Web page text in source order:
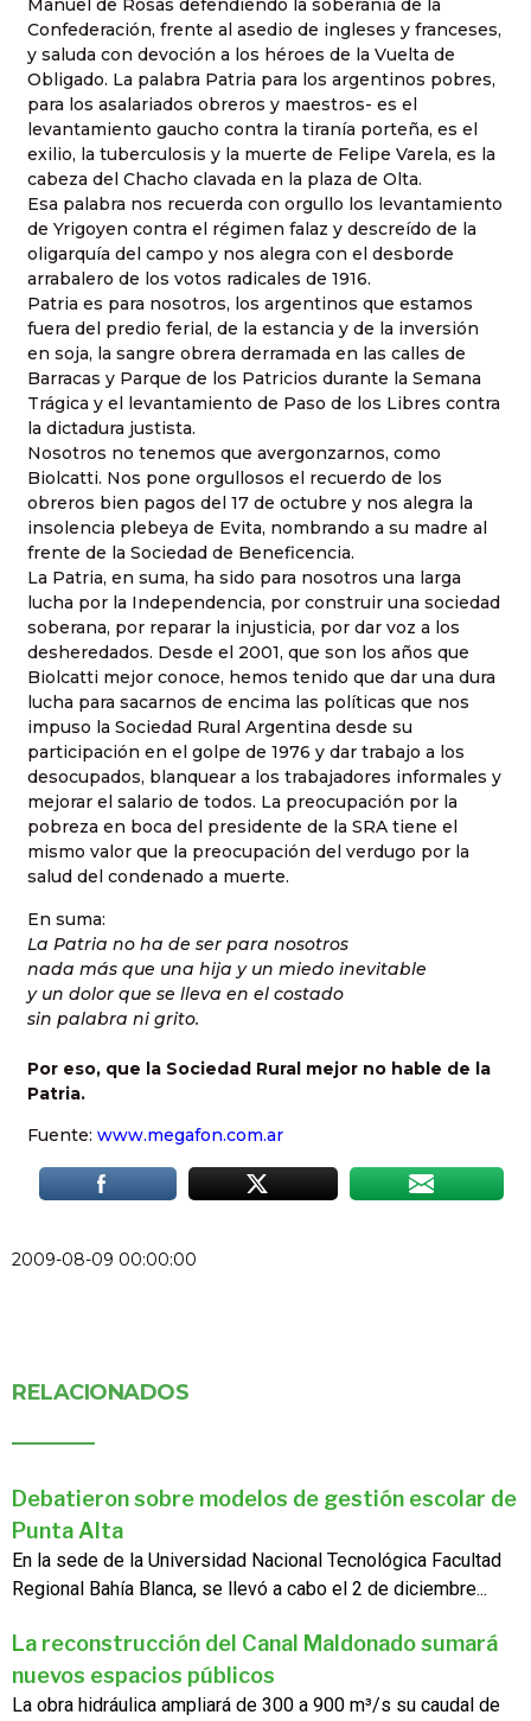
Manuel de Rosas defendiendo la soberanía de la
Confederación, frente al asedio de ingleses y franceses,
y saluda con devoción a los héroes de la Vuelta de
Obligado. La palabra Patria para los argentinos pobres,
para los asalariados obreros y maestros- es el
levantamiento gaucho contra la tiranía porteña, es el
exilio, la tuberculosis y la muerte de Felipe Varela, es la
cabeza del Chacho clavada en la plaza de Olta.
Esa palabra nos recuerda con orgullo los levantamiento
de Yrigoyen contra el régimen falaz y descreído de la
oligarquía del campo y nos alegra con el desborde
arrabalero de los votos radicales de 1916.
Patria es para nosotros, los argentinos que estamos
fuera del predio ferial, de la estancia y de la inversión
en soja, la sangre obrera derramada en las calles de
Barracas y Parque de los Patricios durante la Semana
Trágica y el levantamiento de Paso de los Libres contra
la dictadura justista.
Nosotros no tenemos que avergonzarnos, como
Biolcatti. Nos pone orgullosos el recuerdo de los
obreros bien pagos del 17 de octubre y nos alegra la
insolencia plebeya de Evita, nombrando a su madre al
frente de la Sociedad de Beneficencia.
La Patria, en suma, ha sido para nosotros una larga
lucha por la Independencia, por construir una sociedad
soberana, por reparar la injusticia, por dar voz a los
desheredados. Desde el 2001, que son los años que
Biolcatti mejor conoce, hemos tenido que dar una dura
lucha para sacarnos de encima las políticas que nos
impuso la Sociedad Rural Argentina desde su
participación en el golpe de 1976 y dar trabajo a los
desocupados, blanquear a los trabajadores informales y
mejorar el salario de todos. La preocupación por la
pobreza en boca del presidente de la SRA tiene el
mismo valor que la preocupación del verdugo por la
salud del condenado a muerte.
En suma:
La Patria no ha de ser para nosotros
nada más que una hija y un miedo inevitable
y un dolor que se lleva en el costado
sin palabra ni grito.
Por eso, que la Sociedad Rural mejor no hable de la
Patria.
Fuente: www.megafon.com.ar
2009-08-09 00:00:00
RELACIONADOS
Debatieron sobre modelos de gestión escolar de
Punta Alta
En la sede de la Universidad Nacional Tecnológica Facultad
Regional Bahía Blanca, se llevó a cabo el 2 de diciembre...
La reconstrucción del Canal Maldonado sumará
nuevos espacios públicos
La obra hidráulica ampliará de 300 a 900 m³/s su caudal de